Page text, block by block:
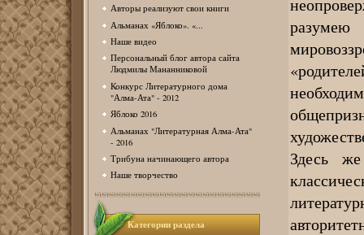
Авторы реализуют свои книги
Альманах «Яблоко». «...
Наше видео
Персональный блог автора сайта
Людмилы Мананниковой
Конкурс Литературного дома
"Алма-Ата" - 2012
Яблоко 2016
Альманах "Литературная Алма-Ата"
- 2016
Трибуна начинающего автора
Наше творчество
Категории раздела
разумею
Здесь